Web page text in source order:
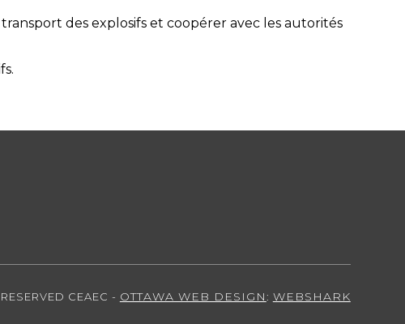
des explosifs et coopérer avec les autorités
CEAEC - OTTAWA WEB DESIGN: WEBSHARK